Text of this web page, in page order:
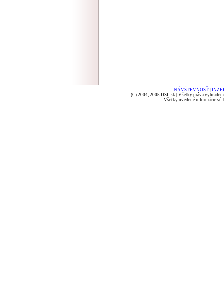
NÁVŠTEVNOSŤ
(C) 2004, 2005 DSL.sk | Všetky práva
Všetky uvedené informácie sú